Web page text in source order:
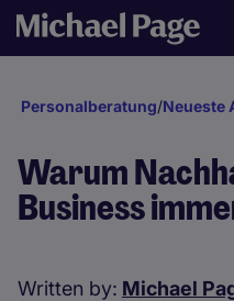
Personalberatung/Neueste
Warum
Business
Written by: Michael